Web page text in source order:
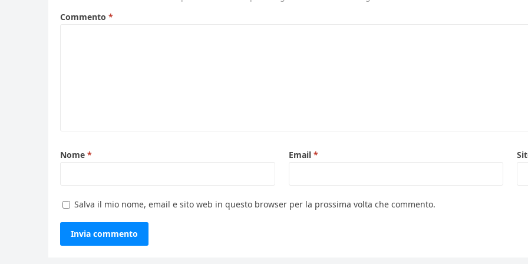
Commento *
Nome * Email *
Salva il mio nome, email e sito web in questo browser per la prossima volta che commento.